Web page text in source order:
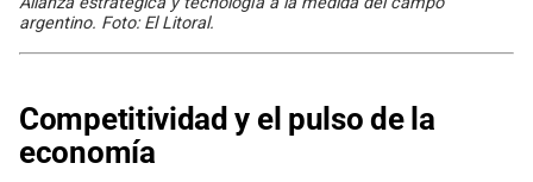
argentino. Foto: El Litoral.
Competitividad y el pulso de la
economía